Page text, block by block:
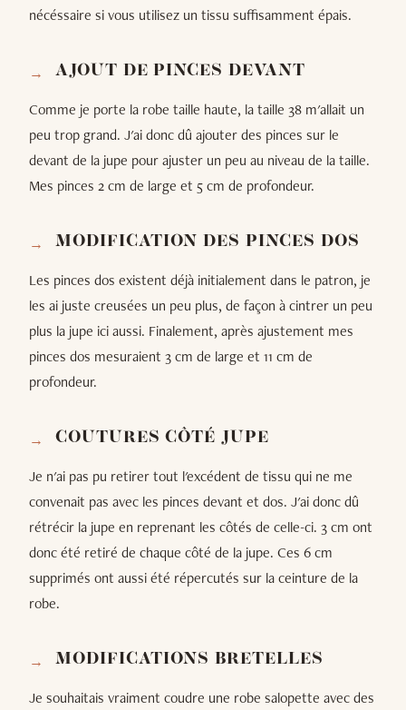
nécéssaire si vous utilisez un tissu suffisamment épais.
AJOUT DE PINCES DEVANT
Comme je porte la robe taille haute, la taille 38 m'allait un
peu trop grand. J'ai donc dû ajouter des pinces sur le
devant de la jupe pour ajuster un peu au niveau de la taille.
Mes pinces 2 cm de large et 5 cm de profondeur.
MODIFICATION DES PINCES DOS
Les pinces dos existent déjà initialement dans le patron, je
les ai juste creusées un peu plus, de façon à cintrer un peu
plus la jupe ici aussi. Finalement, après ajustement mes
pinces dos mesuraient 3 cm de large et 11 cm de
profondeur.
COUTURES CÔTÉ JUPE
Je n'ai pas pu retirer tout l'excédent de tissu qui ne me
convenait pas avec les pinces devant et dos. J'ai donc dû
rétrécir la jupe en reprenant les côtés de celle-ci. 3 cm ont
donc été retiré de chaque côté de la jupe. Ces 6 cm
supprimés ont aussi été répercutés sur la ceinture de la
robe.
MODIFICATIONS BRETELLES
Je souhaitais vraiment coudre une robe salopette avec des